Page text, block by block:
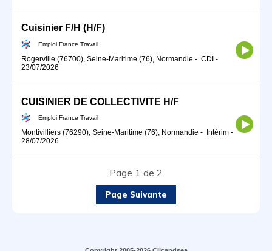
Cuisinier F/H (H/F)
Emploi France Travail
Rogerville (76700), Seine-Maritime (76), Normandie - CDI -
23/07/2026
CUISINIER DE COLLECTIVITE H/F
Emploi France Travail
Montivilliers (76290), Seine-Maritime (76), Normandie - Intérim -
28/07/2026
Page 1 de 2
Page Suivante